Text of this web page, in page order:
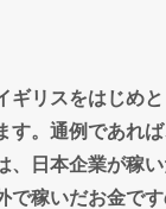
ギリスをはじめ
す。通例であれ
、日本企業が稼
で稼いだお金で